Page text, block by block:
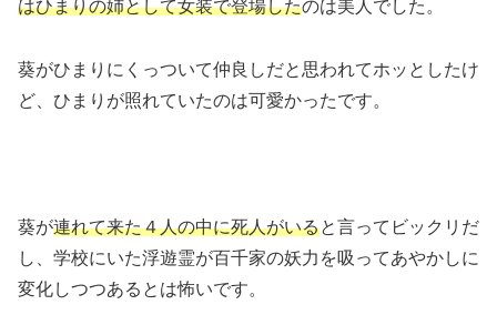
はひまりの姉として女装で登場したのは美人でした。
葵がひまりにくっついて仲良しだと思われてホッとしたけ
ど、ひまりが照れていたのは可愛かったです。
葵が連れて来た４人の中に死人がいると言ってビックリだ
し、学校にいた浮遊霊が百千家の妖力を吸ってあやかしに
変化しつつあるとは怖いです。